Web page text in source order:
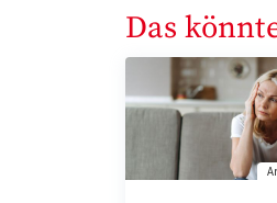
Das